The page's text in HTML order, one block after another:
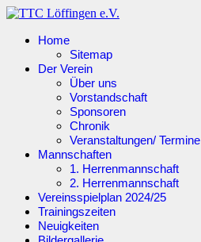
Home
Sitemap
Der Verein
Über uns
Vorstandschaft
Sponsoren
Chronik
Veranstaltungen/ Termine
Mannschaften
1. Herrenmannschaft
2. Herrenmannschaft
Vereinsspielplan 2024/25
Trainingszeiten
Neuigkeiten